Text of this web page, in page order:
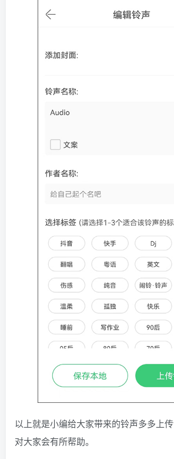
以上就是小编给大家带来的铃声多多上
对大家会有所帮助。